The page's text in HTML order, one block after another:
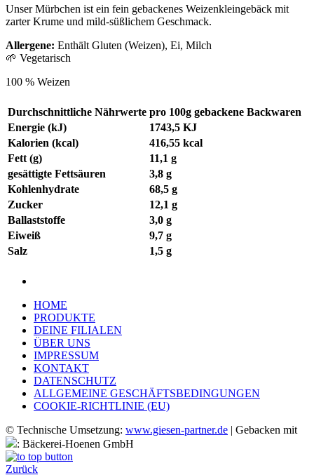
Unser Mürbchen ist ein fein gebackenes Weizenkleingebäck mit
zarter Krume und mild-süßlichem Geschmack.
Allergene: Enthält Gluten (Weizen), Ei, Milch
🌱 Vegetarisch
100 % Weizen
Durchschnittliche Nährwerte pro 100g gebackene Backwaren
Energie (kJ)
1743,5 KJ
Kalorien (kcal)
416,55 kcal
Fett (g)
11,1 g
gesättigte Fettsäuren
3,8 g
Kohlenhydrate
68,5 g
Zucker
12,1 g
Ballaststoffe
3,0 g
Eiweiß
9,7 g
Salz
1,5 g
HOME
PRODUKTE
DEINE FILIALEN
ÜBER UNS
IMPRESSUM
KONTAKT
DATENSCHUTZ
ALLGEMEINE GESCHÄFTSBEDINGUNGEN
COOKIE-RICHTLINIE (EU)
© Technische Umsetzung: www.giesen-partner.de | Gebacken mit
: Bäckerei-Hoenen GmbH
Zurück